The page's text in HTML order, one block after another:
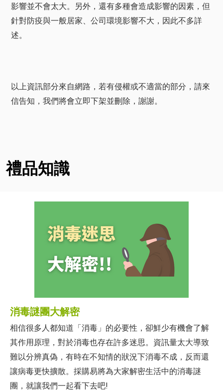
影響並不會太大。另外，還有多種會造成影響的因素，但
針對防疫與一般居家、公司環境影響不大，因此不多詳
述。
以上資訊部分來自網路，若有侵權或不適當的部分，請來
信告知，我們將會立即下架並刪除，謝謝。
禮品知識
消毒謎團大解密
相信很多人都知道「消毒」的必要性，卻鮮少有機會了解
其作用原理，對於消毒也存在許多迷思。資訊量太大導致
難以分辨真偽，有時在不知情的狀況下消毒不成，反而還
讓病毒更快擴散。採購易將為大家解密生活中的消毒謎
團，就讓我們一起看下去吧!